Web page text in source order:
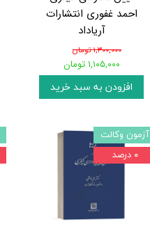
احمد غفوری انتشارات
آریاداد
۱,۳۰۰,۰۰۰ تومان
۱,۱۰۵,۰۰۰ تومان
افزودن به سبد خرید
آزمون وکالت
۰ درصد